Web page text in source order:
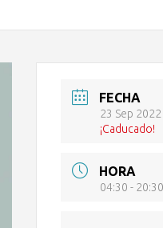
FECHA
23 Sep 2022
¡Caducado!
HORA
04:30 - 20:30